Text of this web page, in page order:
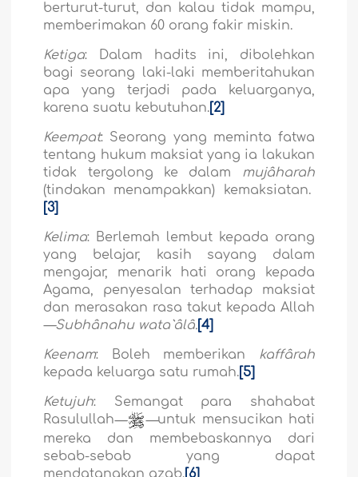
berturut-turut, dan kalau tidak mampu,
memberimakan 60 orang fakir miskin.
Ketiga: Dalam hadits ini, dibolehkan
bagi seorang laki-laki memberitahukan
apa yang terjadi pada keluarganya,
karena suatu kebutuhan. [2]
Keempat: Seorang yang meminta fatwa
tentang hukum maksiat yang ia lakukan
tidak tergolong ke dalam mujâharah
(tindakan menampakkan) kemaksiatan.
[3]
Kelima: Berlemah lembut kepada orang
yang belajar, kasih sayang dalam
mengajar, menarik hati orang kepada
Agama, penyesalan terhadap maksiat
dan merasakan rasa takut kepada Allah
—Subhânahu wata`âlâ. [4]
Keenam: Boleh memberikan kaffârah
kepada keluarga satu rumah. [5]
Ketujuh: Semangat para shahabat
Rasulullah— —untuk mensucikan hati
mereka dan membebaskannya dari
sebab-sebab yang dapat